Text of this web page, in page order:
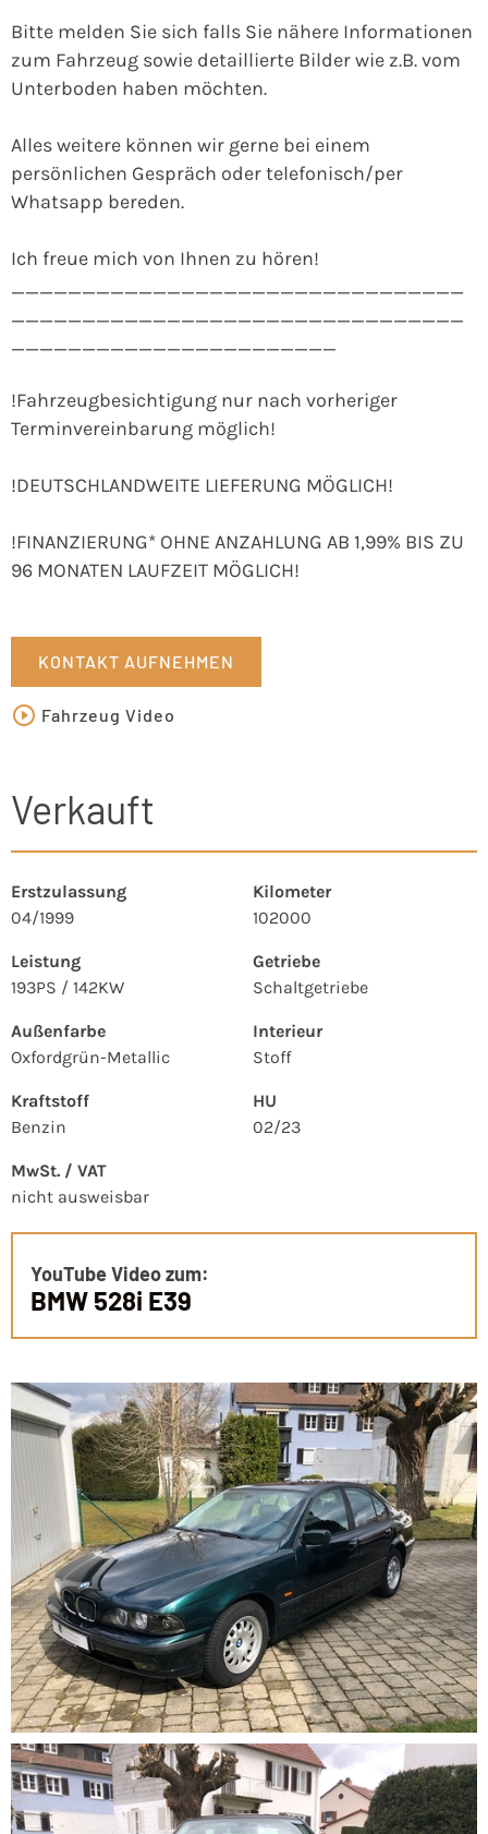
Bitte melden Sie sich falls Sie nähere Informationen
zum Fahrzeug sowie detaillierte Bilder wie z.B. vom
Unterboden haben möchten.
Alles weitere können wir gerne bei einem
persönlichen Gespräch oder telefonisch/per
Whatsapp bereden.
Ich freue mich von Ihnen zu hören!
________________________________
________________________________
_______________________
!Fahrzeugbesichtigung nur nach vorheriger
Terminvereinbarung möglich!
!DEUTSCHLANDWEITE LIEFERUNG MÖGLICH!
!FINANZIERUNG* OHNE ANZAHLUNG AB 1,99% BIS ZU
96 MONATEN LAUFZEIT MÖGLICH!
KONTAKT AUFNEHMEN
Fahrzeug Video
Verkauft
Erstzulassung
04/1999
Kilometer
102000
Leistung
193PS / 142KW
Getriebe
Schaltgetriebe
Außenfarbe
Oxfordgrün-Metallic
Interieur
Stoff
Kraftstoff
Benzin
HU
02/23
MwSt. / VAT
nicht ausweisbar
YouTube Video zum:
BMW 528i E39